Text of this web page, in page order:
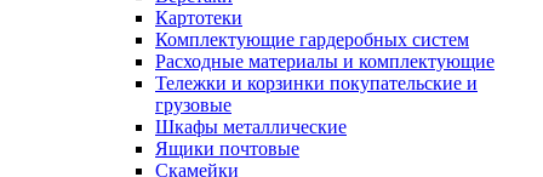
Картотеки
Комплектующие гардеробных систем
Расходные материалы и комплектующие
Тележки и корзинки покупательские и
грузовые
Шкафы металлические
Ящики почтовые
Скамейки